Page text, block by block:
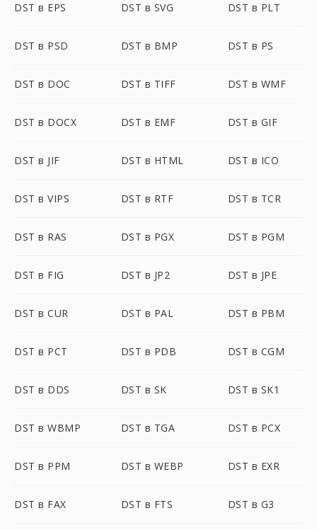
DST в EPS DST в SVG DST в PLT
DST в PSD DST в BMP DST в PS
DST в DOC DST в TIFF DST в WMF
DST в DOCX DST в EMF DST в GIF
DST в JIF DST в HTML DST в ICO
DST в VIPS DST в RTF DST в TCR
DST в RAS DST в PGX DST в PGM
DST в FIG DST в JP2 DST в JPE
DST в CUR DST в PAL DST в PBM
DST в PCT DST в PDB DST в CGM
DST в DDS DST в SK DST в SK1
DST в WBMP DST в TGA DST в PCX
DST в PPM DST в WEBP DST в EXR
DST в FAX DST в FTS DST в G3